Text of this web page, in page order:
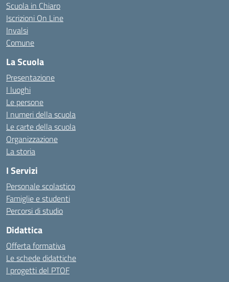
Scuola in Chiaro
Iscrizioni On Line
Invalsi
Comune
La Scuola
Presentazione
I luoghi
Le persone
I numeri della scuola
Le carte della scuola
Organizzazione
La storia
I Servizi
Personale scolastico
Famiglie e studenti
Percorsi di studio
Didattica
Offerta formativa
Le schede didattiche
I progetti del PTOF